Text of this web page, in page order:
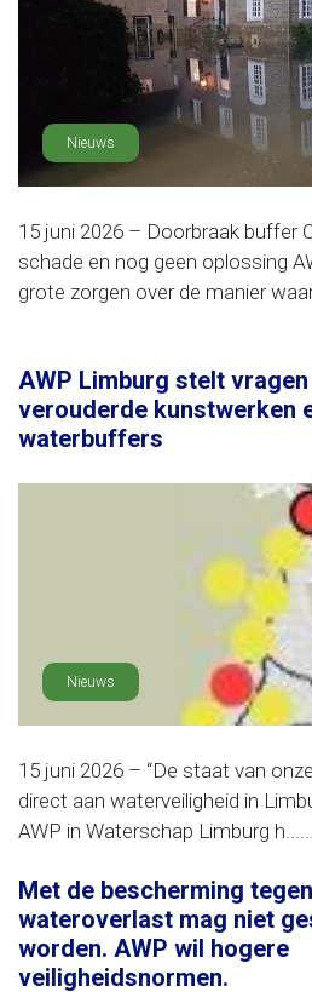
Nieuws
15 juni 2026 – Doorbraak buffer
schade en nog geen oplossing
grote zorgen over de manier
AWP Limburg stelt
verouderde kunstwerken
waterbuffers
Nieuws
15 juni 2026 – “De staat van
direct aan waterveiligheid in
AWP in Waterschap Limburg h......
Met de bescherming tegen
wateroverlast mag niet
worden. AWP wil hogere
veiligheidsnormen.